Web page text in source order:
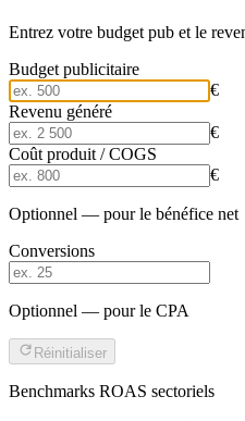
Entrez votre budget pub et le
Budget publicitaire
€
Revenu généré
€
Coût produit / COGS
€
Optionnel — pour le bénéfice net
Conversions
Optionnel — pour le CPA
Réinitialiser
Benchmarks ROAS sectoriels